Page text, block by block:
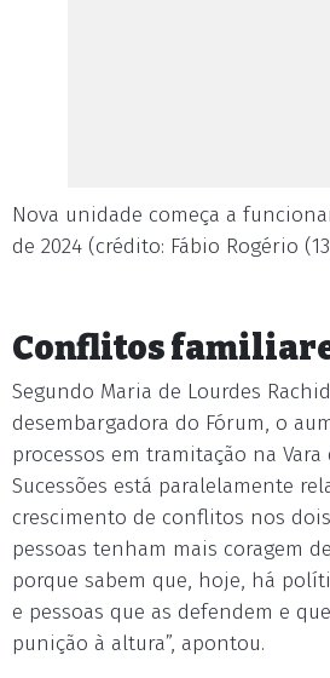
Nova unidade começa a
de 2024 (crédito: Fábio Rogério
Conflitos
Segundo Maria de Lourdes
desembargadora do Fórum, o
processos em tramitação na Vara
Sucessões está paralelamente
crescimento de conflitos nos dois
pessoas tenham mais coragem
porque sabem que, hoje, há
e pessoas que as defendem e
punição à altura”, apontou.